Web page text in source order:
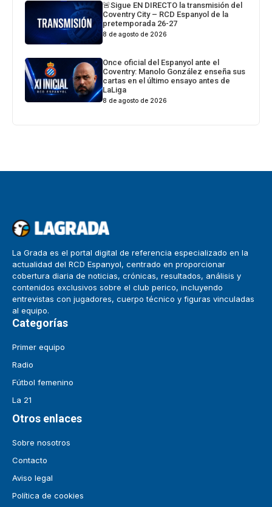
🚨Sigue EN DIRECTO la transmisión del
Coventry City – RCD Espanyol de la
pretemporada 26-27
8 de agosto de 2026
Once oficial del Espanyol ante el
Coventry: Manolo González enseña sus
cartas en el último ensayo antes de
LaLiga
8 de agosto de 2026
La Grada es el portal digital de referencia especializado en la
actualidad del RCD Espanyol, centrado en proporcionar
cobertura diaria de noticias, crónicas, resultados, análisis y
contenidos exclusivos sobre el club perico, incluyendo
entrevistas con jugadores, cuerpo técnico y figuras vinculadas
al equipo.
Categorías
Primer equipo
Radio
Fútbol femenino
La 21
Otros enlaces
Sobre nosotros
Contacto
Aviso legal
Política de cookies